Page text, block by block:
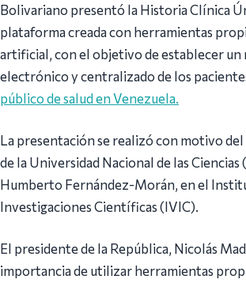
Bolivariano presentó la Historia Clínica
plataforma creada con herramientas
artificial, con el objetivo de establecer un
electrónico y centralizado de los
público de salud en Venezuela.
La presentación se realizó con motivo
de la Universidad Nacional de las Ciencias
Humberto Fernández-Morán, en el
Investigaciones Científicas (IVIC).
El presidente de la República, Nicolás
importancia de utilizar herramientas